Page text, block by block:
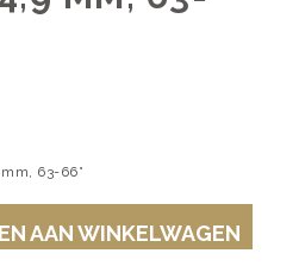
63-66°
AAN WINKELWAGEN